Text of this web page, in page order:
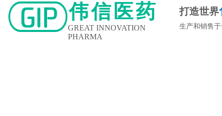
伟信医药
GREAT INNOVATION
PHARMA
打造世界
生产和销售